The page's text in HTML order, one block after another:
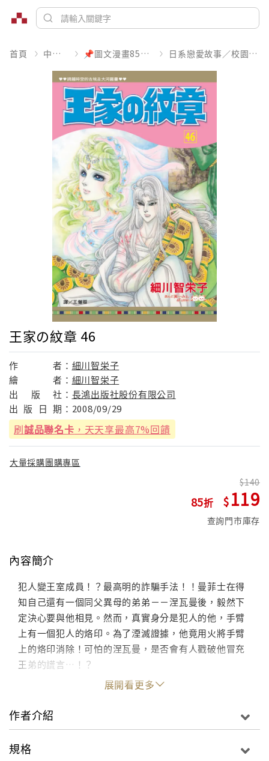
首頁 中文書 📌圖文漫畫85折起 日系戀愛故事／校園青春
王家の紋章 46
作 者： 細川智栄子
繪
者： 細川智栄子
出
版 社： 長鴻出版社股份有限公司
出 版 日 期： 2008/09/29
刷誠品聯名卡 ，天天享最高7%回饋
大量採購團購專區
85
140
119
查詢門市庫存
內容簡介
犯人變王室成員！？最高明的詐騙手法！！曼菲士在得
知自己還有一個同父異母的弟弟－－涅瓦曼後，毅然下
定決心要與他相見。然而，真實身分是犯人的他，手臂
上有一個犯人的烙印。為了湮滅證據，他竟用火將手臂
上的烙印消除！可怕的涅瓦曼，是否會有人戳破他冒充
王弟的謊言…！？
展開看更多
作者介紹
規格